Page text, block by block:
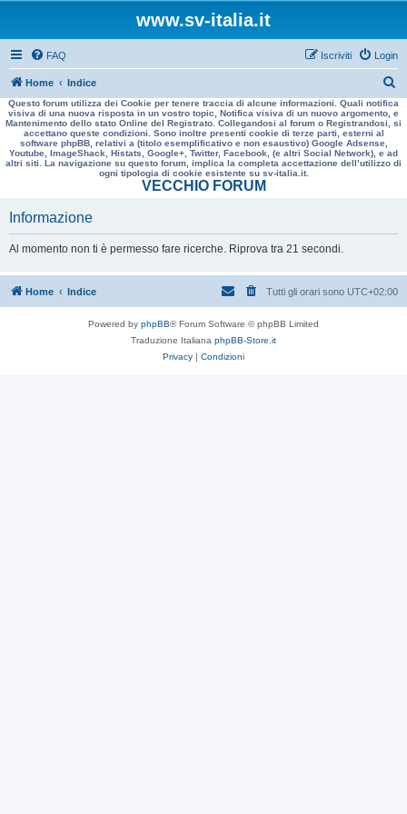
www.sv-italia.it
FAQ Login
Iscriviti
Home Indice
e
r
a
Questo forum utilizza dei Cookie per tenere traccia di alcune informazioni. Quali notifica
visiva di una nuova risposta in un vostro topic, Notifica visiva di un nuovo argomento, e
Mantenimento dello stato Online del Registrato. Collegandosi al forum o Registrandosi, si
accettano queste condizioni. Sono inoltre presenti cookie di terze parti, esterni al
software phpBB, relativi a (titolo esemplificativo e non esaustivo) Google Adsense,
Youtube, ImageShack, Histats, Google+, Twitter, Facebook, (e altri Social Network), e ad
altri siti. La navigazione su questo forum, implica la completa accettazione dell’utilizzo di
ogni tipologia di cookie esistente su sv-italia.it.
VECCHIO FORUM
Informazione
Al momento non ti è permesso fare ricerche. Riprova tra 21 secondi.
Home Indice Tutti gli orari sono UTC+02:00
Powered by phpBB® Forum Software © phpBB Limited
Traduzione Italiana phpBB-Store.it
Privacy | Condizioni